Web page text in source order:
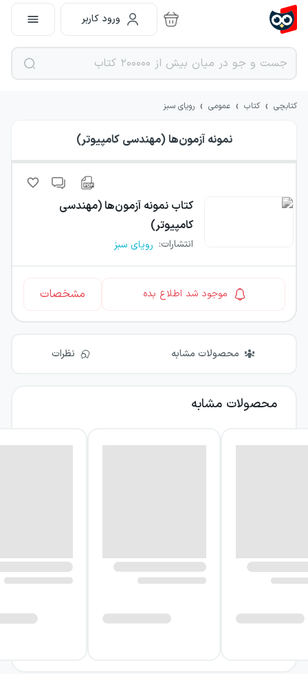
ورود کاربر
کتابچی › کتاب › عمومی › رویای سبز
نمونه آزمون‌ها (مهندسی کامپیوتر)
کتاب نمونه آزمون‌ها (مهندسی
کامپیوتر)
انتشارات: رویای سبز
موجود شد اطلاع بده مشخصات
محصولات مشابه نظرات
محصولات مشابه